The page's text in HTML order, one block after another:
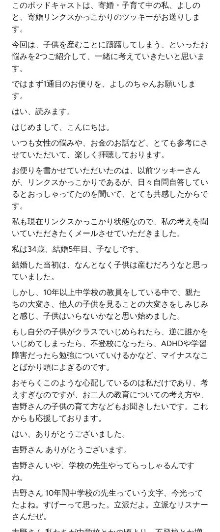
このポッドキャストは、寄婚・子育て中の私、よしの
と、寄婚リンクスかっこかりのツッキーがお送りしま
す。
今回は、子供を産むことに躊躇してしまう、といったお
悩みを2つご紹介して、一緒に考えていきたいと思いま
す。
ではまず1通目のお便りを、よしのちゃんお願いしま
す。
はい、読みます。
はじめまして、こんにちは。
いつも女性の悩みや、お金のお話など、とても参考にさ
せていただいて、楽しく拝聴しております。
お便りを書かせていただいたのは、以前ツッキーさん
が、リンクスかっこかりであるが、日々自問自答してい
るとおっしゃってたのを聞いて、とても共感したからで
す。
私も現在リンクスかっこかり状態なので、私の考えを聞
いていただきたくメールさせていただきました。
私は34歳、結婚5年目、子なしです。
結婚した当初は、なんとなく子供は産むだろうなと思っ
ていました。
しかし、10年以上中学校の教員をしている中で、親た
ちの大変さ、他人の子供を見ることの大変さをしみじみ
と感じ、子供はいらないかなと思い始めました。
もし自分の子供がクラスでいじめられたら、逆に誰かを
いじめてしまったら、不登校になったら、ADHDや学習
障害だったら勉強についていけるかなど、マイナスなこ
とばかり頭によぎるのです。
おそらくこのような心配しているのは私だけであり、考
えすぎなのですが、お二人の教育についての考え方や、
吉野さんの子供の育て方などもお聞きしたいです。これ
からも応援しております。
はい、ありがとうございました。
吉野さん ありがとうございます。
吉野さん いや、学校の先生やってらっしゃるんです
ね。
吉野さん 10年間中学校の先生っていう文字、今光って
たよね。すげーって思った。立派だよ。立派なリスナー
さんだぜ。